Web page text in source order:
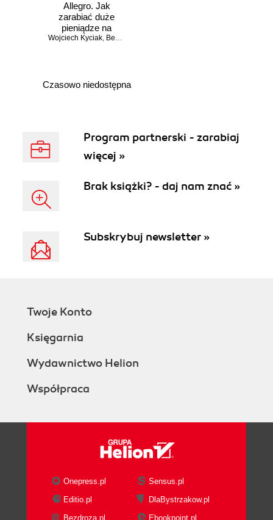
Allegro. Jak
zarabiać duże
pieniądze na
aukcjach
Wojciech Kyciak, Beniamin Krupowicz
Czasowo niedostępna
Program partnerski - zarabiaj
więcej »
Brak książki? - daj nam znać »
Subskrybuj newsletter »
Twoje Konto
Księgarnia
Wydawnictwo Helion
Współpraca
Onepress.pl
Sensus.pl
Editio.pl
DlaBystrzakow.pl
Bezdroza.pl
Ebookpoint.pl